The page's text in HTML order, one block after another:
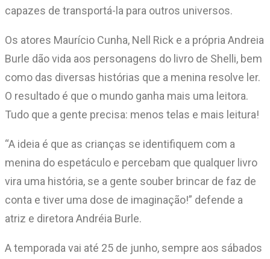
capazes de transportá-la para outros universos.
Os atores Maurício Cunha, Nell Rick e a própria Andreia
Burle dão vida aos personagens do livro de Shelli, bem
como das diversas histórias que a menina resolve ler.
O resultado é que o mundo ganha mais uma leitora.
Tudo que a gente precisa: menos telas e mais leitura!
“A ideia é que as crianças se identifiquem com a
menina do espetáculo e percebam que qualquer livro
vira uma história, se a gente souber brincar de faz de
conta e tiver uma dose de imaginação!” defende a
atriz e diretora Andréia Burle.
A temporada vai até 25 de junho, sempre aos sábados